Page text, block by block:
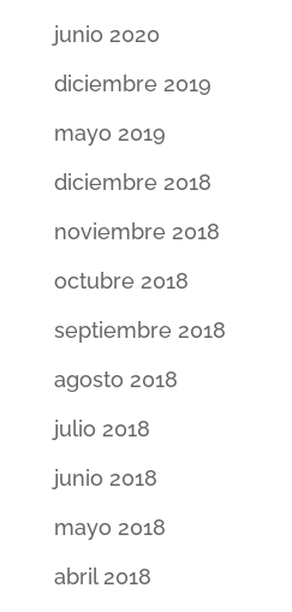
junio 2020
diciembre 2019
mayo 2019
diciembre 2018
noviembre 2018
octubre 2018
septiembre 2018
agosto 2018
julio 2018
junio 2018
mayo 2018
abril 2018